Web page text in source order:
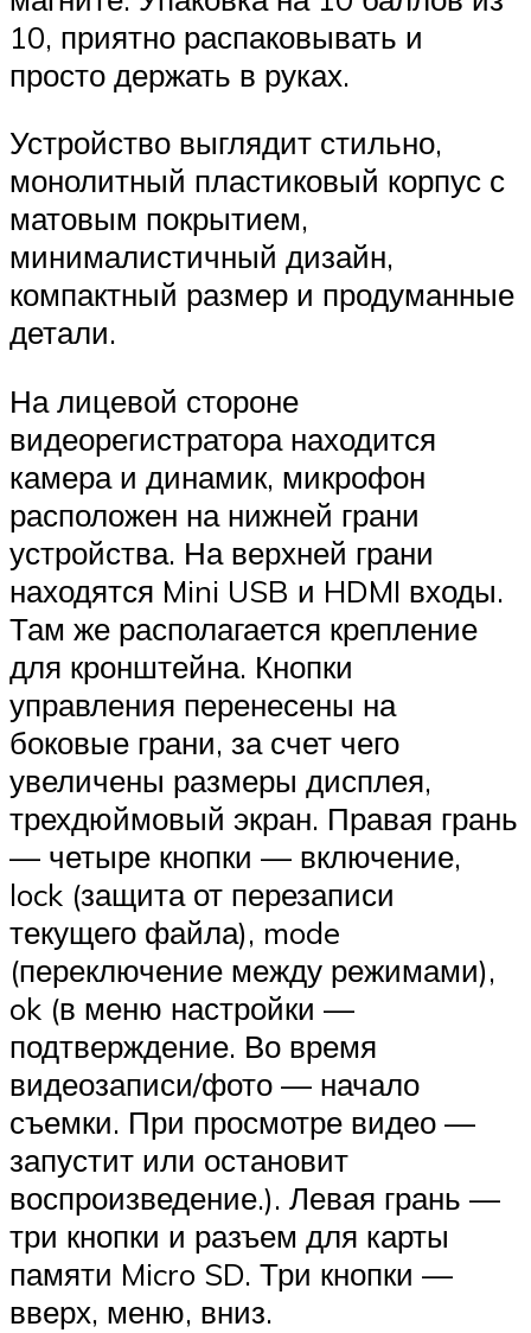
10, приятно распаковывать и
просто держать в руках.
Устройство выглядит стильно,
монолитный пластиковый корпус с
матовым покрытием,
минималистичный дизайн,
компактный размер и продуманные
детали.
На лицевой стороне
видеорегистратора находится
камера и динамик, микрофон
расположен на нижней грани
устройства. На верхней грани
находятся Mini USB и HDMI входы.
Там же располагается крепление
для кронштейна. Кнопки
управления перенесены на
боковые грани, за счет чего
увеличены размеры дисплея,
трехдюймовый экран. Правая грань
— четыре кнопки — включение,
lock (защита от перезаписи
текущего файла), mode
(переключение между режимами),
ok (в меню настройки —
подтверждение. Во время
видеозаписи/фото — начало
съемки. При просмотре видео —
запустит или остановит
воспроизведение.). Левая грань —
три кнопки и разъем для карты
памяти Micro SD. Три кнопки —
вверх, меню, вниз.